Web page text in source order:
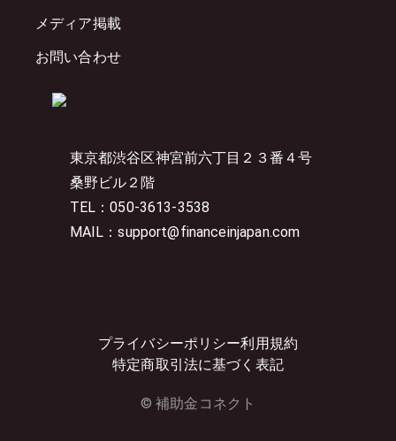
東京都渋谷区神宮前六丁目２３番４号
桑野ビル２階
TEL：050-3613-3538
MAIL：support@financeinjapan.com
プライバシーポリシー利用規約
特定商取引法に基づく表記
© 補助金コネクト
メディア掲載
お問い合わせ